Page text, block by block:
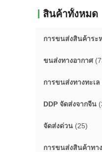
สินค้าทั้งหมด
การขนส่งสินค้าระ
ขนส่งทางอากาศ
การขนส่งทางทะเล
DDP จัดส่งจากจีน
จัดส่งด่วน (25)
การขนส่งสินค้าทา